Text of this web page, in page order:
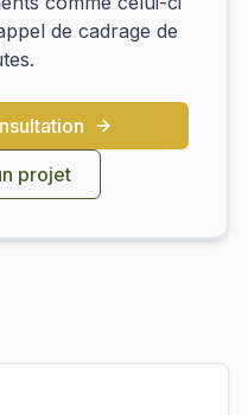
de cadrage de
projet